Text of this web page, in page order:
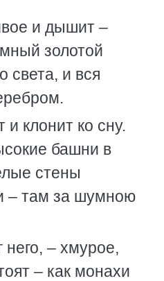
и дышит –
золотой
света, и вся
клонит ко сну.
башни в
стены
– там за шумною
него, – хмурое,
– как монахи